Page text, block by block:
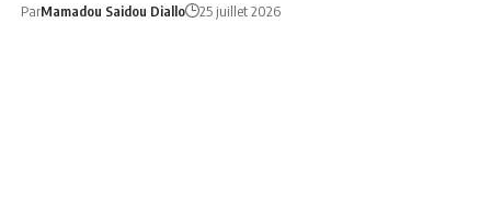
ParMamadou Saidou Diallo 25 juillet 2026